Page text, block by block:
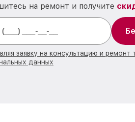
на ремонт и получите
заявку на консультацию и
данных